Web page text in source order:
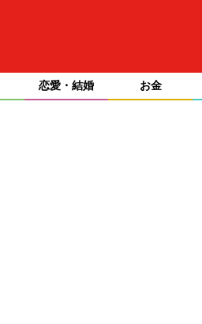
恋愛・結婚 お金